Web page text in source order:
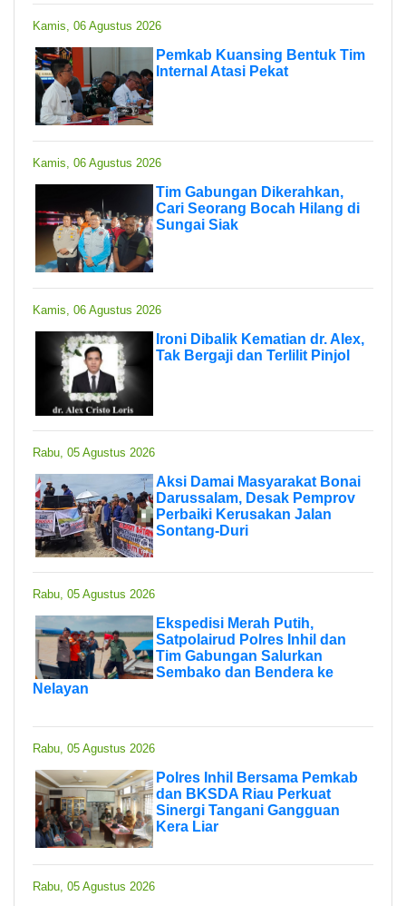
Kamis, 06 Agustus 2026
Pemkab Kuansing Bentuk Tim
Internal Atasi Pekat
Kamis, 06 Agustus 2026
Tim Gabungan Dikerahkan,
Cari Seorang Bocah Hilang di
Sungai Siak
Kamis, 06 Agustus 2026
Ironi Dibalik Kematian dr. Alex,
Tak Bergaji dan Terlilit Pinjol
Rabu, 05 Agustus 2026
Aksi Damai Masyarakat Bonai
Darussalam, Desak Pemprov
Perbaiki Kerusakan Jalan
Sontang-Duri
Rabu, 05 Agustus 2026
Ekspedisi Merah Putih,
Satpolairud Polres Inhil dan
Tim Gabungan Salurkan
Sembako dan Bendera ke
Nelayan
Rabu, 05 Agustus 2026
Polres Inhil Bersama Pemkab
dan BKSDA Riau Perkuat
Sinergi Tangani Gangguan
Kera Liar
Rabu, 05 Agustus 2026